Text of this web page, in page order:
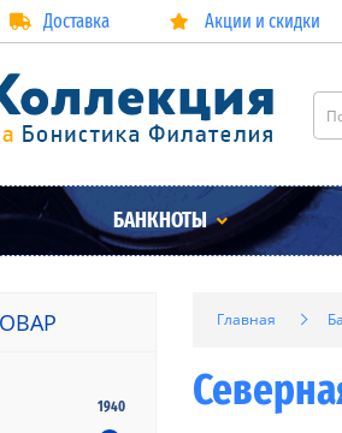
Доставка Акции и скидки
БАНКНОТЫ
1940
Главная